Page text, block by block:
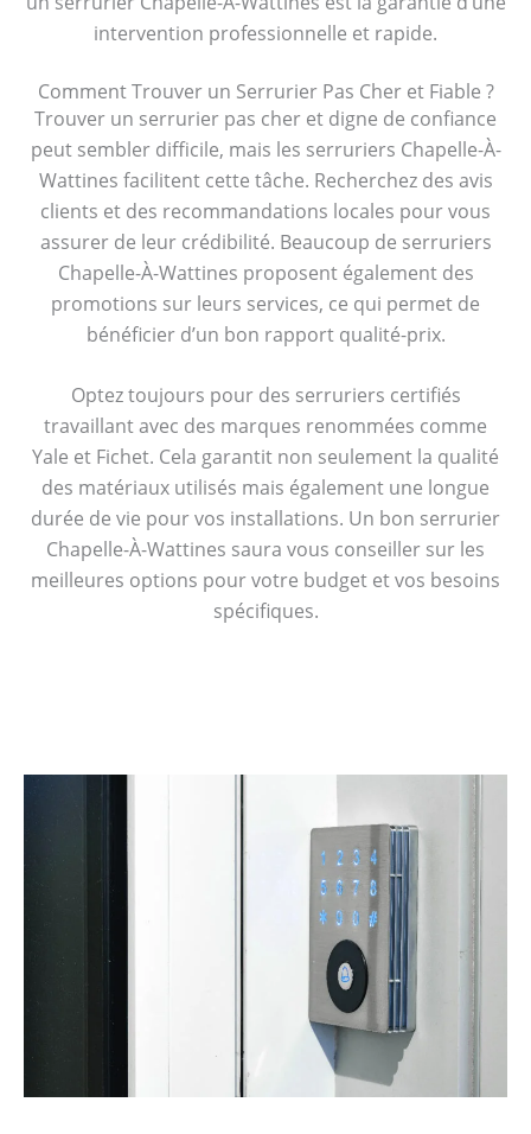
intervention professionnelle et rapide.
Comment Trouver un Serrurier Pas Cher et Fiable ?
Trouver un serrurier pas cher et digne de confiance
peut sembler difficile, mais les serruriers Chapelle-À-
Wattines facilitent cette tâche. Recherchez des avis
clients et des recommandations locales pour vous
assurer de leur crédibilité. Beaucoup de serruriers
Chapelle-À-Wattines proposent également des
promotions sur leurs services, ce qui permet de
bénéficier d’un bon rapport qualité-prix.
Optez toujours pour des serruriers certifiés
travaillant avec des marques renommées comme
Yale et Fichet. Cela garantit non seulement la qualité
des matériaux utilisés mais également une longue
durée de vie pour vos installations. Un bon serrurier
Chapelle-À-Wattines saura vous conseiller sur les
meilleures options pour votre budget et vos besoins
spécifiques.